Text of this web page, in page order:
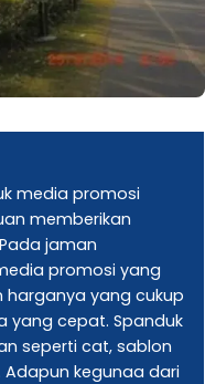
media promosi
memberikan
jaman
promosi yang
harganya yang cukup
yang cepat. Spanduk
seperti cat, sablon
kegunaa dari